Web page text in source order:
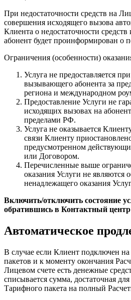
При недостаточности средств на
совершения исходящего вызова
Клиента о недостаточности
абонент будет проинформирован о
Ограничения (особенности)
Услуга не предоставляется
вызывающего абонента за
региона и международном
Предоставление Услуги не
исходящих вызовах на
пределами РФ.
Услуга не оказывается
связи Клиенту
предусмотренном
или Договором.
Перечисленные выше
оказания Услуги не являются
ненадлежащего оказания
Включить/отключить состояние
обратившись в Контактный
Автоматическое
В случае если Клиент подключен
пакетов и к моменту окончания
Лицевом счете есть денежные
списывается сумма, достаточная
Тарифного пакета на полный